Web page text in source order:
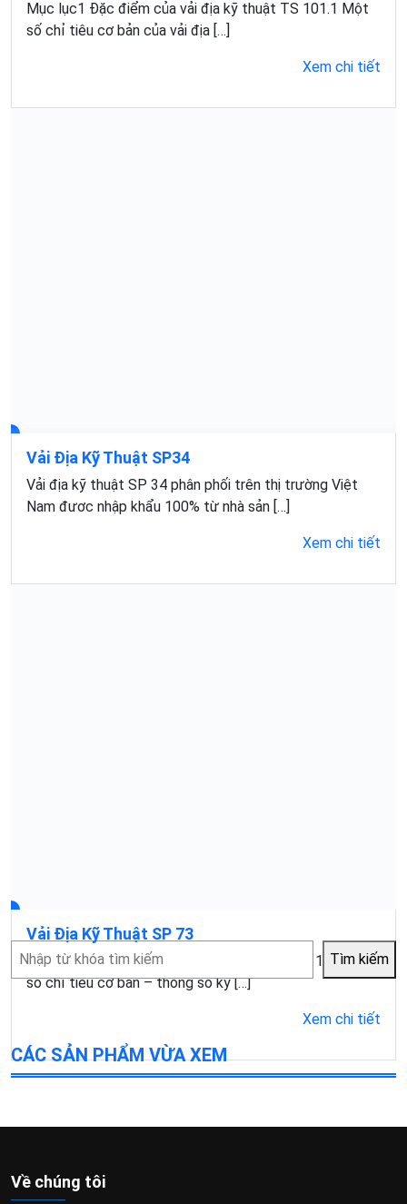
Mục lục1 Đặc điểm của vải địa kỹ thuật TS 101.1 Một
số chỉ tiêu cơ bản của vải địa […]
Xem chi tiết
Vải Địa Kỹ Thuật SP34
Vải địa kỹ thuật SP 34 phân phối trên thị trường Việt
Nam đươc nhập khẩu 100% từ nhà sản […]
Xem chi tiết
Vải Địa Kỹ Thuật SP 73
Mục lục1 Đặc điểm của vải địa kỹ thuật SP731.1 Một
số chỉ tiêu cơ bản – thông số kỹ […]
Xem chi tiết
Tìm
kiếm
Tìm kiếm
CÁC SẢN PHẨM VỪA XEM
Về chúng tôi